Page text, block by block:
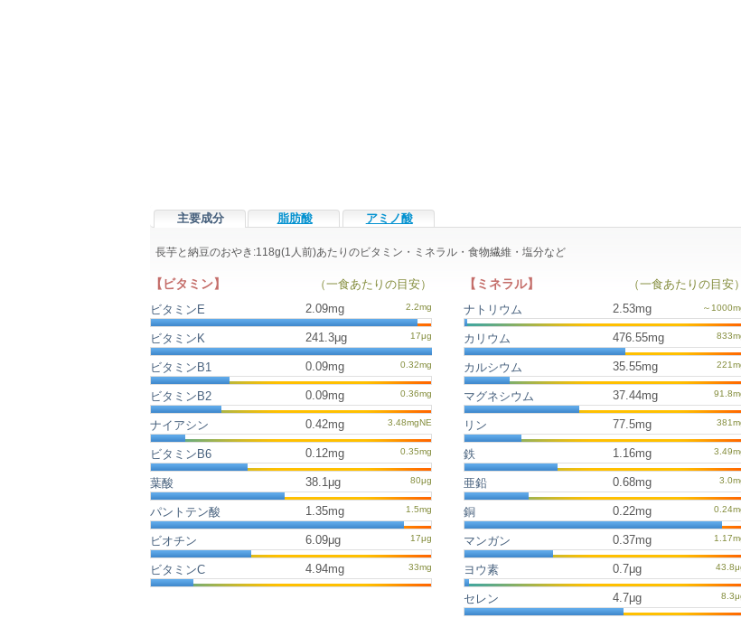
主要成分 脂肪酸 アミノ酸
長芋と納豆のおやき:118g(1人前)あたりのビタミン・ミネラル・食物繊維・塩分など
【ビタミン】
（一食あたりの目安）
ビタミンE
2.09mg
ビタミンK 241.3μg
ビタミンB1 0.09mg
ビタミンB2 0.09mg
ナイアシン 0.42mg
ビタミンB6 0.12mg
葉酸 38.1μg
パントテン酸 1.35mg
ビオチン 6.09μg
ビタミンC 4.94mg
【ミネラル】
（一食あたりの目安）
ナトリウム
2.53mg
カリウム 476.55mg
カルシウム 35.55mg
マグネシウム 37.44mg
リン 77.5mg
鉄 1.16mg
亜鉛 0.68mg
銅 0.22mg
マンガン 0.37mg
ヨウ素 0.7μg
セレン 4.7μg